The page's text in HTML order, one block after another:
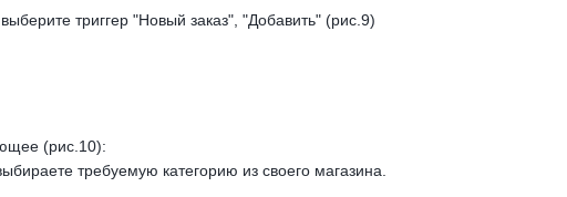
триггер "Новый заказ", "Добавить" (рис.9)
(рис.10):
требуемую категорию из своего магазина.